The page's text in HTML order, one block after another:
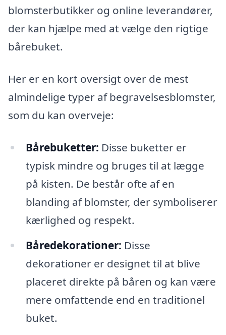
blomsterbutikker og online leverandører,
der kan hjælpe med at vælge den rigtige
bårebuket.
Her er en kort oversigt over de mest
almindelige typer af begravelsesblomster,
som du kan overveje:
Bårebuketter: Disse buketter er
typisk mindre og bruges til at lægge
på kisten. De består ofte af en
blanding af blomster, der symboliserer
kærlighed og respekt.
Båredekorationer: Disse
dekorationer er designet til at blive
placeret direkte på båren og kan være
mere omfattende end en traditionel
buket.